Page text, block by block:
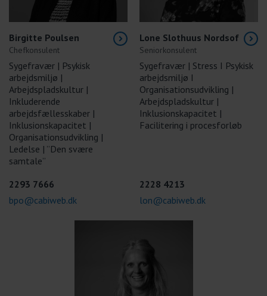
Birgitte Poulsen
Chefkonsulent
Sygefravær | Psykisk
arbejdsmiljø |
Arbejdspladskultur |
Inkluderende
arbejdsfællesskaber |
Inklusionskapacitet |
Organisationsudvikling |
Ledelse | ”Den svære
samtale”
2293 7666
bpo@cabiweb.dk
Lone Slothuus Nordsof
Seniorkonsulent
Sygefravær | Stress I Psykisk
arbejdsmiljø I
Organisationsudvikling |
Arbejdspladskultur |
Inklusionskapacitet |
Facilitering i procesforløb
2228 4213
lon@cabiweb.dk